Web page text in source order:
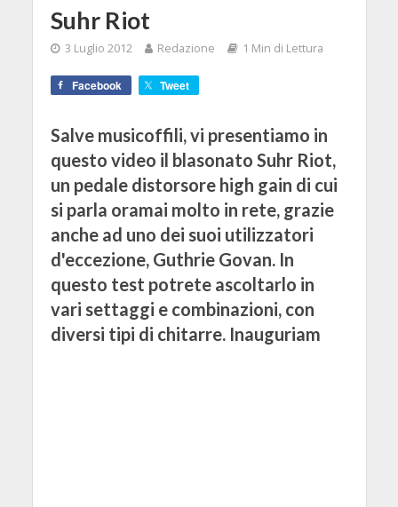
Suhr Riot
3 Luglio 2012 Redazione 1 Min di Lettura
Facebook Tweet
Salve musicoffili, vi presentiamo in
questo video il blasonato Suhr Riot,
un pedale distorsore high gain di cui
si parla oramai molto in rete, grazie
anche ad uno dei suoi utilizzatori
d'eccezione, Guthrie Govan. In
questo test potrete ascoltarlo in
vari settaggi e combinazioni, con
diversi tipi di chitarre. Inauguriam